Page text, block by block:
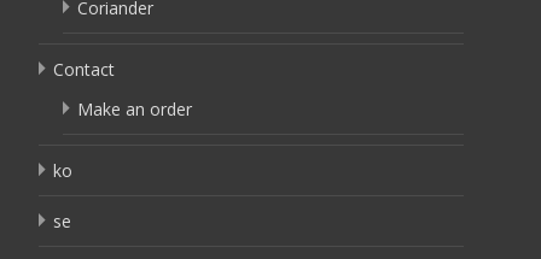
Coriander
Contact
Make an order
ko
se